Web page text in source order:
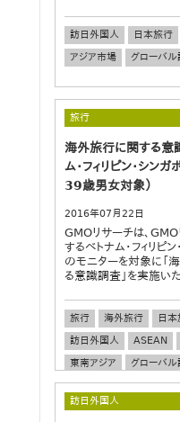
訪日外国人 日本旅行
アジア市場
グローバ
旅行
海外旅行に関する意
ム・フィリピン・シン
39歳男女対象）
2016年07月22日
GMOリサーチは、
するベトナム・フィリピ
のモニターを対象に「
る意識調査」を実施い
旅行 海外旅行
日
訪日外国人
ASEAN
東南アジア
グローバ
訪日外国人